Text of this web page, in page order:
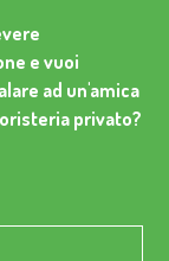
e vuoi
ad un'amica
privato?